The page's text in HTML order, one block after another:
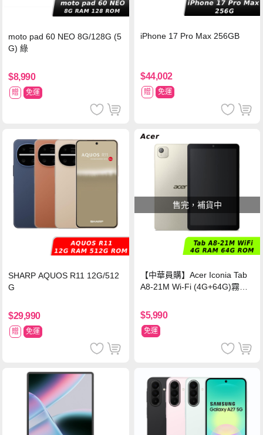
moto pad 60 NEO 8G/128G (5
G) 綠
$8,990
贈 免運
iPhone 17 Pro Max 256GB
$44,002
贈 免運
SHARP AQUOS R11 12G/512
G
$29,990
贈 免運
售完，補貨中
【中華員購】Acer Iconia Tab
A8-21M Wi-Fi (4G+64G)霧光
$5,990
免運